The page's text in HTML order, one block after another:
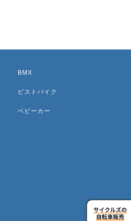
BMX
ピストバイク
ベビーカー